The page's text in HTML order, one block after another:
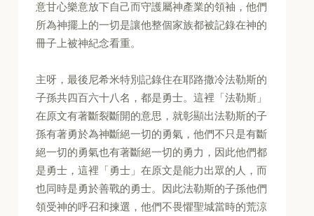
意甘心樂意放下自己而守護屬神產業的領袖，他們
所為神擺上的一切是讓他整個家族都被記錄在神的
冊子上被神紀念看重。
主呀，最後尼希米特別記錄住在耶路撒冷法勒斯的
子孫共四百六十八名，都是勇士。這裡「法勒斯」
在原文有著斷裂斷開的意思，就彰顯出法勒斯的子
孫有著勇於為神斷絕一切的勇氣，他們不只是有斷
絕一切的勇氣也有著斷絕一切的勇力，因此他們都
是勇士，這裡「勇士」在原文是能力出眾的人，而
也同時是勇於善戰的勇士。因此法勒斯的子孫他們
領受神的呼召和揀選，他們不畏懼聖城當時的荒涼